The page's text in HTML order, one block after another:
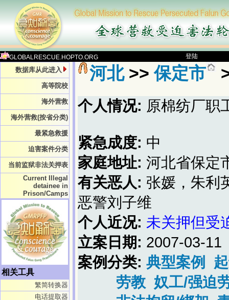
GLOBALRESCUE.HOPTO.ORG 登陆
数据库从此进入
高等院校
海外营救
海外营救(按省分类)
最紧急救援
迫害案件分类
当前监狱非法关押表
Current Illegal
detainee in
Prison/Camps
相关工具
繁简转换器
电话提取器
河北>>保定市
个人情况: 原棉纺厂职
紧急成度: 中
家庭地址: 河北省保定
有关恶人: 张媛，朱利
恶警刘子维
个人近况: 未关押但受
立案日期: 2007-03-11
案例分类: 典型案例
劳教 奴工/强迫